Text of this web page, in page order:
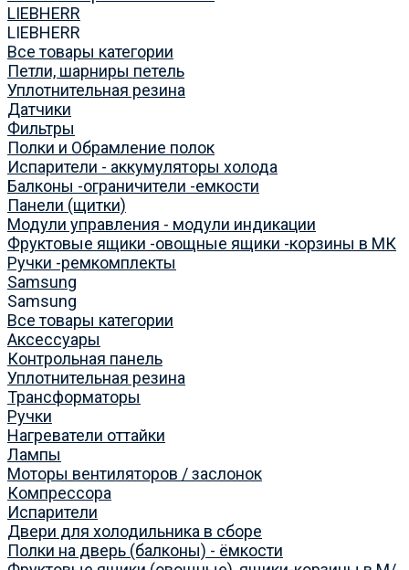
LIEBHERR
LIEBHERR
Все товары категории
Петли, шарниры петель
Уплотнительная резина
Датчики
Фильтры
Полки и Обрамление полок
Испарители - аккумуляторы холода
Балконы -ограничители -емкости
Панели (щитки)
Модули управления - модули индикации
Фруктовые ящики -овощные ящики -корзины в МК
Ручки -ремкомплекты
Samsung
Samsung
Все товары категории
Аксессуары
Контрольная панель
Уплотнительная резина
Трансформаторы
Ручки
Нагреватели оттайки
Лампы
Моторы вентиляторов / заслонок
Компрессора
Испарители
Двери для холодильника в сборе
Полки на дверь (балконы) - ёмкости